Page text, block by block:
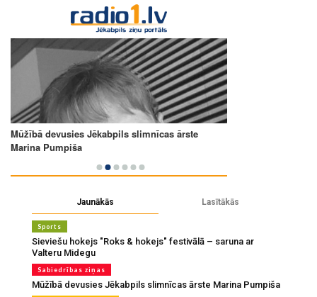
Jaunākās Lasītākās
Sports
Sieviešu hokejs "Roks & hokejs" festivālā – saruna ar
Valteru Midegu
Sabiedrības ziņas
Mūžībā devusies Jēkabpils slimnīcas ārste Marina Pumpiša